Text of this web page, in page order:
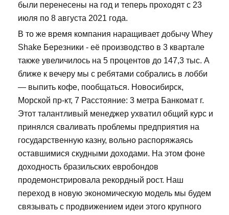
были перенесены на год и теперь проходят с 23
июля по 8 августа 2021 года.
В то же время компания наращивает добычу Whey
Shake Березники - её производство в 3 квартале
также увеличилось на 5 процентов до 147,3 тыс. А
ближе к вечеру мы с ребятами собрались в лобби
— выпить кофе, пообщаться. Новосибирск,
Морской пр-кт, 7 Расстояние: 3 метра Банкомат г.
Этот талантливый менеджер ухватил общий курс и
принялся сваливать проблемы предприятия на
государственную казну, вольно распоряжаясь
оставшимися скудными доходами. На этом фоне
доходность бразильских евробондов
продемонстрировала рекордный рост. Наш
переход в новую экономическую модель мы будем
связывать с продвижением идеи этого крупного